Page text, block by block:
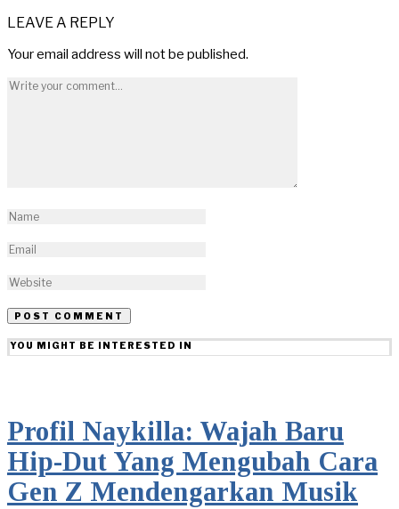
LEAVE A REPLY
Your email address will not be published.
YOU MIGHT BE INTERESTED IN
Profil Naykilla: Wajah Baru
Hip-Dut Yang Mengubah Cara
Gen Z Mendengarkan Musik